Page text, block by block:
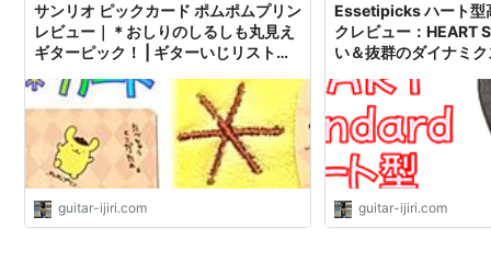
サンリオ ピックカード ポムポムプリン
レビュー｜＊おしりのしるしも丸見え
ギターピック！ | ギターいじリストの
guitar-ijiri.com
Essetipicks ハート型
クレビュー：HEART
い＆抜群のダイナミ
guitar-ijiri.com